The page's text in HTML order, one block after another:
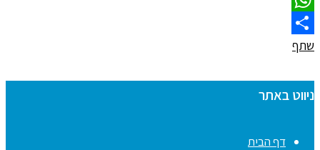
WhatsApp
שתף
ניווט באתר
דף הבית